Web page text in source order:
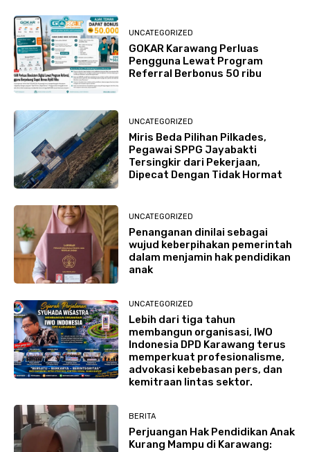
UNCATEGORIZED
GOKAR Karawang Perluas
Pengguna Lewat Program
Referral Berbonus 50 ribu
UNCATEGORIZED
Miris Beda Pilihan Pilkades,
Pegawai SPPG Jayabakti
Tersingkir dari Pekerjaan,
Dipecat Dengan Tidak Hormat
UNCATEGORIZED
Penanganan dinilai sebagai
wujud keberpihakan pemerintah
dalam menjamin hak pendidikan
anak
UNCATEGORIZED
Lebih dari tiga tahun
membangun organisasi, IWO
Indonesia DPD Karawang terus
memperkuat profesionalisme,
advokasi kebebasan pers, dan
kemitraan lintas sektor.
BERITA
Perjuangan Hak Pendidikan Anak
Kurang Mampu di Karawang: